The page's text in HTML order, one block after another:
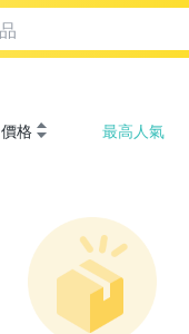
價格 最高人氣